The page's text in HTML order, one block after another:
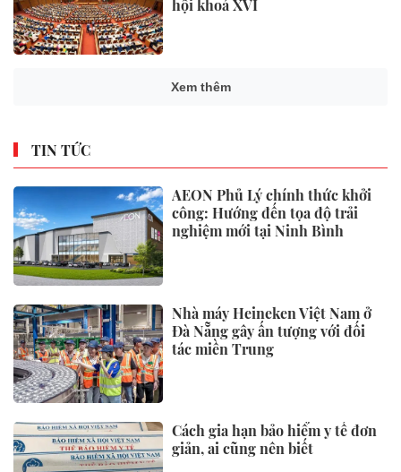
hội khoá XVI
Xem thêm
TIN TỨC
AEON Phủ Lý chính thức khởi
công: Hướng đến tọa độ trải
nghiệm mới tại Ninh Bình
Nhà máy Heineken Việt Nam ở
Đà Nẵng gây ấn tượng với đối
tác miền Trung
Cách gia hạn bảo hiểm y tế đơn
giản, ai cũng nên biết